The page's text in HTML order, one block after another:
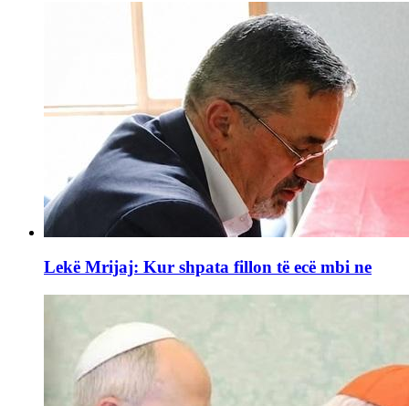
Lekë Mrijaj: Kur shpata fillon të ecë mbi ne